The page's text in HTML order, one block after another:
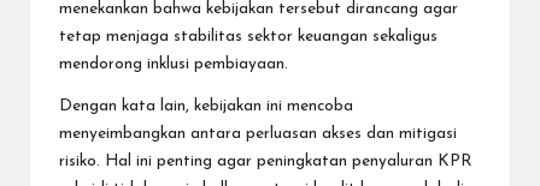
menekankan bahwa kebijakan tersebut dirancang agar
tetap menjaga stabilitas sektor keuangan sekaligus
mendorong inklusi pembiayaan.
Dengan kata lain, kebijakan ini mencoba
menyeimbangkan antara perluasan akses dan mitigasi
risiko. Hal ini penting agar peningkatan penyaluran KPR